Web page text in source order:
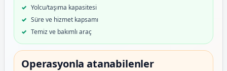
Yolcu/taşıma kapasitesi
Süre ve hizmet kapsamı
Temiz ve bakımlı araç
Operasyonla atanabilenler